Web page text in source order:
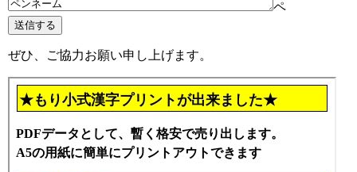
ペ
ぜひ、ご協力お願い申し上げます。